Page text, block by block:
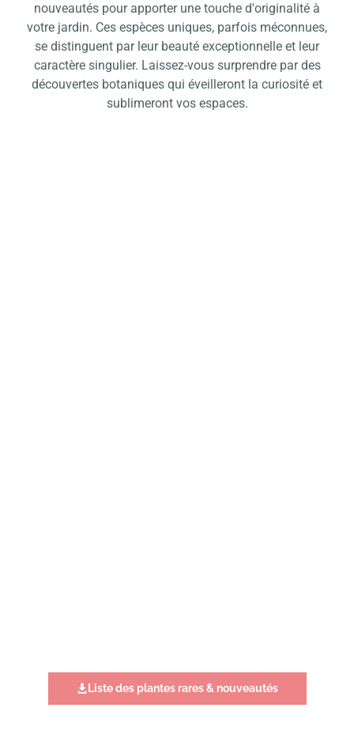
nouveautés pour apporter une touche d'originalité à
votre jardin. Ces espèces uniques, parfois méconnues,
se distinguent par leur beauté exceptionnelle et leur
caractère singulier. Laissez-vous surprendre par des
découvertes botaniques qui éveilleront la curiosité et
sublimeront vos espaces.
Liste des plantes rares & nouveautés